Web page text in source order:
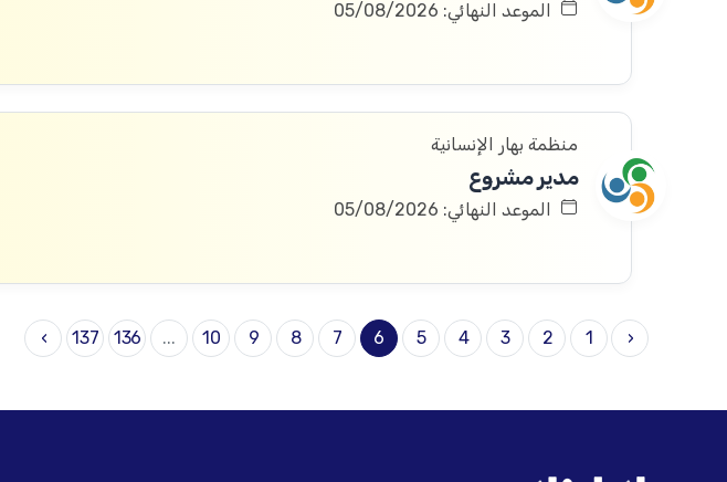
الموعد النهائي: 05/08/2026
منظمة بهار الإنسانية
مدير مشروع
الموعد النهائي: 05/08/2026
‹
1
2
3
4
5
6
7
8
9
10
...
136
137
›